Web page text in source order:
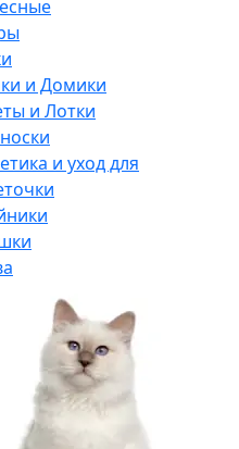
и Домики
и Лотки
и уход для